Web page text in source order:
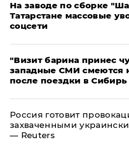
На заводе по сборке
Татарстане массовые
соцсети
"Визит барина принес
западные СМИ смеются
после поездки в Сибирь
​Россия готовит
захваченными
— Reuters